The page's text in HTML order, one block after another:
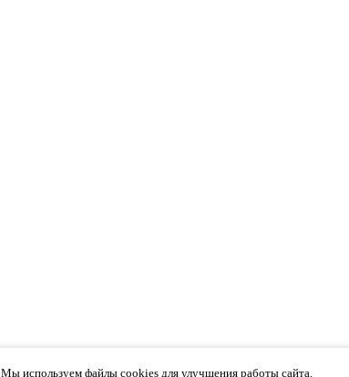
Мы используем файлы cookies для улучшения работы сайта.